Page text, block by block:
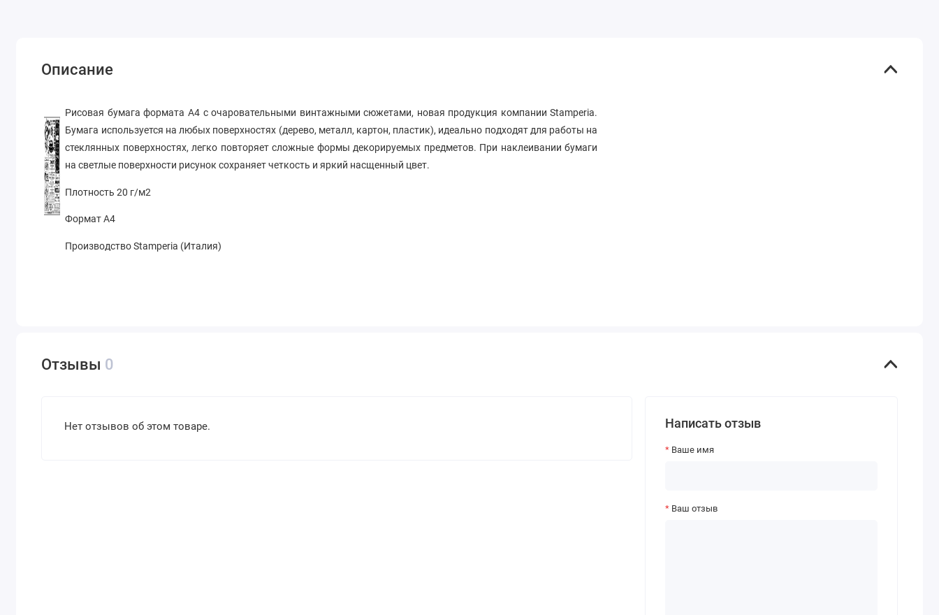
Описание
Рисовая бумага формата А4 с очаровательными винтажными сюжетами, новая продукция компании Stamperia.
Бумага используется на любых поверхностях (дерево, металл, картон, пластик), идеально подходят для работы на
стеклянных поверхностях, легко повторяет сложные формы декорируемых предметов. При наклеивании бумаги
на светлые поверхности рисунок сохраняет четкость и яркий насщенный цвет.
Плотность 20 г/м2
Формат А4
Производство Stamperia (Италия)
Отзывы 0
Нет отзывов об этом товаре. Написать отзыв
Ваше имя
Ваш отзыв